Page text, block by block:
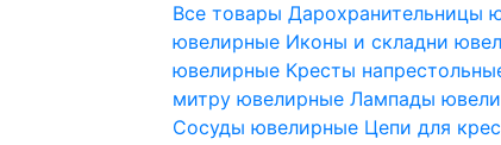
Все товарыДарохранительницы
ювелирные Иконы и складни
ювелирные Кресты
митру ювелирныеЛампады
Сосуды ювелирные Цепи для